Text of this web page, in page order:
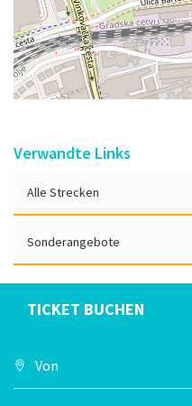
Verwandte Links
Alle Strecken
Sonderangebote
TICKET BUCHEN